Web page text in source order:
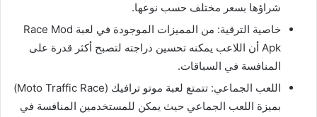
شراؤها بسعر مختلف حسب نوعها.
خاصية الترقية: من المميزات الموجودة في لعبة Race Mod
Apk أن اللاعب يمكنه تحسين دراجته لتصبح أكثر قدرة على
المنافسة في السباقات.
اللعب الجماعي: تتمتع لعبة موتو ترافيك (Moto Traffic Race)
بميزة اللعب الجماعي حيث يمكن للمستخدمين المنافسة في